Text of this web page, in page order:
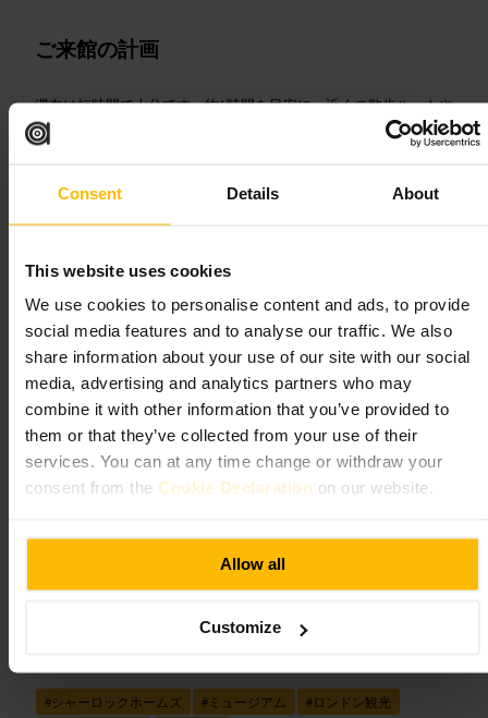
Consent Details About
This website uses cookies
We use cookies to personalise content and ads, to provide
social media features and to analyse our traffic. We also
share information about your use of our site with our social
media, advertising and analytics partners who may
combine it with other information that you’ve provided to
them or that they’ve collected from your use of their
services. You can at any time change or withdraw your
consent from the Cookie Declaration on our website.
Allow all
Customize
ご来館の計画
滞在は短時間で十分です、約1時間を目安に。近くの散歩ルートや
カフェと組み合わせると効率的です。展示は小規模なので混雑時
は順路に沿ってゆっくり回ってください。学校や団体見学がある
プレイド・ストリート、ロンドン W2 1NY、イギリス
ザ・シャーロック・ホームズ・ミ
ュージアム
芸術と娯楽•博物館
4.3
3.6
画像 /TripSavvy
“推理小説の舞台を、そのまま体験できる場
#シャーロックホームズ #ミュージアム #ロンドン観光